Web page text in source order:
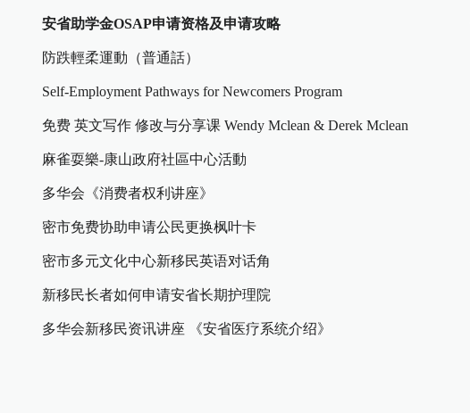
安省助学金OSAP申请资格及申请攻略
防跌輕柔運動（普通話）
Self-Employment Pathways for Newcomers Program
免费 英文写作 修改与分享课 Wendy Mclean & Derek Mclean
麻雀耍樂-康山政府社區中心活動
多华会《消费者权利讲座》
密市免费协助申请公民更换枫叶卡
密市多元文化中心新移民英语对话角
新移民长者如何申请安省长期护理院
多华会新移民资讯讲座 《安省医疗系统介绍》